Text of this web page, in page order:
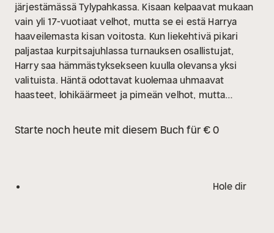
järjestämässä Tylypahkassa. Kisaan kelpaavat mukaan
vain yli 17-vuotiaat velhot, mutta se ei estä Harrya
haaveilemasta kisan voitosta. Kun liekehtivä pikari
paljastaa kurpitsajuhlassa turnauksen osallistujat,
Harry saa hämmästyksekseen kuulla olevansa yksi
valituista. Häntä odottavat kuolemaa uhmaavat
haasteet, lohikäärmeet ja pimeän velhot, mutta
voi vielä selvitä hengissä!
Teemamusiikin säveltäjä
Starte noch heute mit diesem Buch für € 0
Hole dir